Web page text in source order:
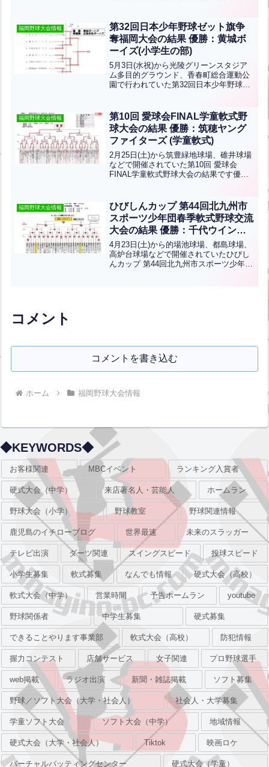
賜杯県大会に出場します！おめでとうご
ざいま...全文はクリック
福岡野球大会情報
第32回日本少年野球ゼット旗争
奪福岡大会の結果 優勝：黄城ボ
ーイズ(小学生の部)
5月3日(水祝)から光陵グリーンスタジア
ム多目的グラウンド、香春町総合運動公
園で行われていた第32回日本少年野球ゼ
島安佐ボーイズです。おめでとうござい
ます！北九州支部...全文はクリック
福岡野球大会情報
第10回 愛球会FINAL学童軟式野
球大会の結果 優勝：筑穂ヤング
ファイターズ (学童軟式)
2月25日(土)から筑豊緑地球場、碓井球場
などで開催されていた第10回 愛球会
FINAL学童軟式野球大会の結果です優勝
ます！北九州連盟から大南クラブ、中井
フェニックス、...全文はクリック
福岡野球大会情報
ひびしんカップ 第44回北九州市
スポーツ少年団春季軟式野球交流
大会の結果 優勝：千代ウイング
ス(学童軟式)
4月23日(土)から的場池球場、都島球場、
高炉台球場などで開催されていたひびし
んカップ 第44回北九州市スポーツ少年団
コメント
コメントを書き込む
ホーム 福岡野球大会情報
◆KEYWORDS◆
お客様関連 MBCイベント ランキング入賞者
硬式大会（中学） 来店著名人・芸能人 ホームラン
野球大会（小学） 野球教室 野球関連情報
鹿児島のイチローブログ 世界最速 未来のスラッガー
テレビ出演 ダーツ関連 スイングスピード 投球スピード
小学生募集 軟式募集 なんでも情報 硬式大会（高校）
軟式大会（中学） 営業時間 予告ホームラン youtube
野球関係者 中学生募集 硬式募集
できることやります事業部 軟式大会（高校） 防犯情報
握力コンテスト 店舗サービス 女子関連 プロ野球選手
web掲載 ラジオ出演 新聞・雑誌掲載 ソフト募集
野球／ソフト大会（大学・社会人） 社会人・大学募集
学童ソフト大会 ソフト大会（中学） 地域情報
硬式大会（大学・社会人） Tiktok 映画ロケ
バーチャルバッティングセンター 硬式大会（学童）